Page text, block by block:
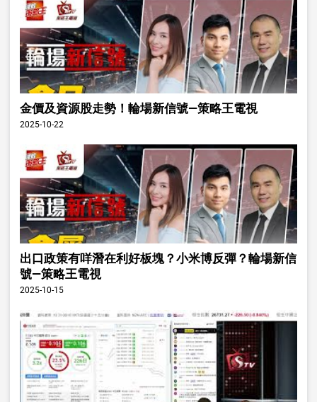
金價及資源股走勢！輪場新信號—策略王電視
2025-10-22
出口政策有咩潛在利好板塊？小米博反彈？輪場新信
號—策略王電視
2025-10-15